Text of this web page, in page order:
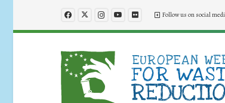
Follow us on social